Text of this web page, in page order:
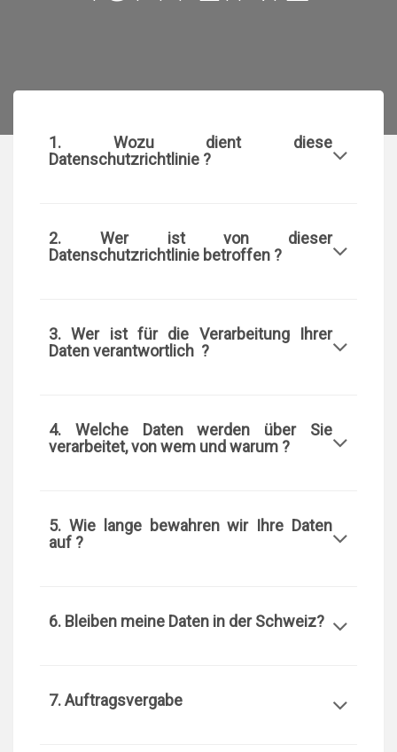
1. Wozu dient diese
Datenschutzrichtlinie ?
2. Wer ist von dieser
Datenschutzrichtlinie betroffen ?
3. Wer ist für die Verarbeitung Ihrer
Daten verantwortlich ?
4. Welche Daten werden über Sie
verarbeitet, von wem und warum ?
5. Wie lange bewahren wir Ihre Daten
auf ?
6. Bleiben meine Daten in der Schweiz?
7. Auftragsvergabe